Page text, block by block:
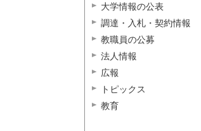
大学情報の公表
調達・入札・契約情報
教職員の公募
法人情報
広報
トピックス
教育